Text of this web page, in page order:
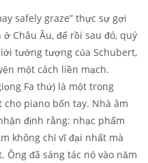
safely graze” thực sự gợi
Châu Âu, để rồi sau đó, quý
tưởng tượng của Schubert,
một cách liền mạch.
Fa thứ) là một trong
cho piano bốn tay. Nhà âm
định rằng: nhạc phẩm
không chỉ vĩ đại nhất mà
đã sáng tác nó vào năm